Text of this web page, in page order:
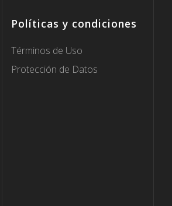
Políticas y condiciones
Términos de Uso
Protección de Datos